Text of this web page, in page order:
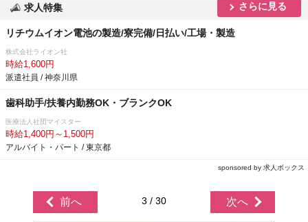
求人特集 さらに見る
リチウムイオン電池の製造/寮完備/日払い/工場・製造
株式会社ライオン社
時給1,600円
派遣社員 / 神奈川県
歯科助手/扶養内勤務OK・ブランクOK
医療法人社団マイスター
時給1,400円～1,500円
アルバイト・パート / 東京都
sponsored by 求人ボックス
前へ 3 / 30 次へ